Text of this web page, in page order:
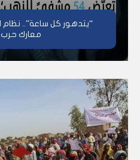
“يتدهور كل ساعة”.. نظام
معارك حرب